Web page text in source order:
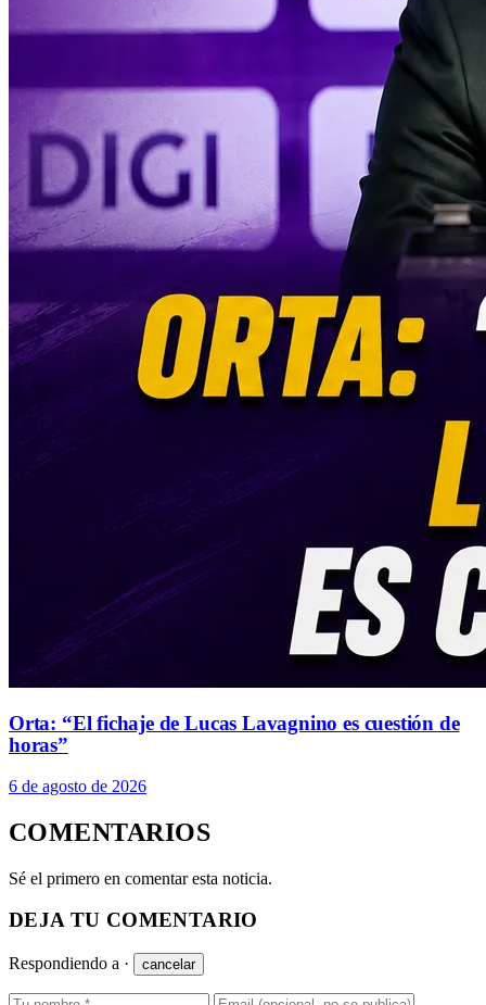
Orta: “El fichaje de Lucas Lavagnino es cuestión de
horas”
6 de agosto de 2026
COMENTARIOS
Sé el primero en comentar esta noticia.
DEJA TU COMENTARIO
Respondiendo a · cancelar